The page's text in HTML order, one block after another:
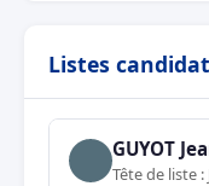
Listes
GUYOT
Tête de liste :